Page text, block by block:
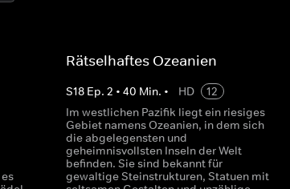
Rätselhaftes Ozeanien
S18 Ep.2 •40 Min. • HD
12
Im westlichen Pazifik liegt ein riesiges
Gebiet namens Ozeanien, in dem sich
die abgelegensten und
geheimnisvollsten Inseln der Welt
befinden. Sie sind bekannt für
gewaltige Steinstrukturen, Statuen mit